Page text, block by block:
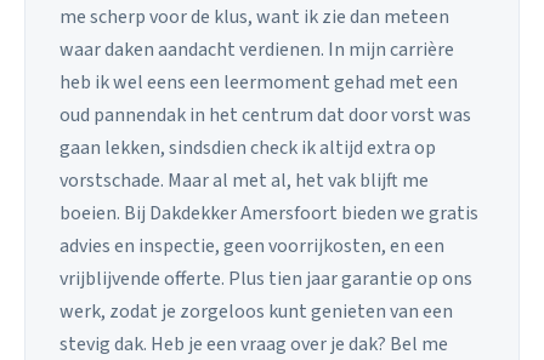
me scherp voor de klus, want ik zie dan meteen
waar daken aandacht verdienen. In mijn carrière
heb ik wel eens een leermoment gehad met een
oud pannendak in het centrum dat door vorst was
gaan lekken, sindsdien check ik altijd extra op
vorstschade. Maar al met al, het vak blijft me
boeien. Bij Dakdekker Amersfoort bieden we gratis
advies en inspectie, geen voorrijkosten, en een
vrijblijvende offerte. Plus tien jaar garantie op ons
werk, zodat je zorgeloos kunt genieten van een
stevig dak. Heb je een vraag over je dak? Bel me